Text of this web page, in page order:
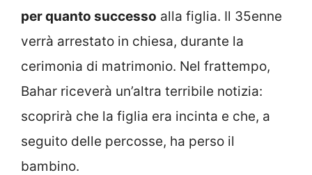
per quanto successo alla figlia. Il 35enne
verrà arrestato in chiesa, durante la
cerimonia di matrimonio. Nel frattempo,
Bahar riceverà un’altra terribile notizia:
scoprirà che la figlia era incinta e che, a
seguito delle percosse, ha perso il
bambino.